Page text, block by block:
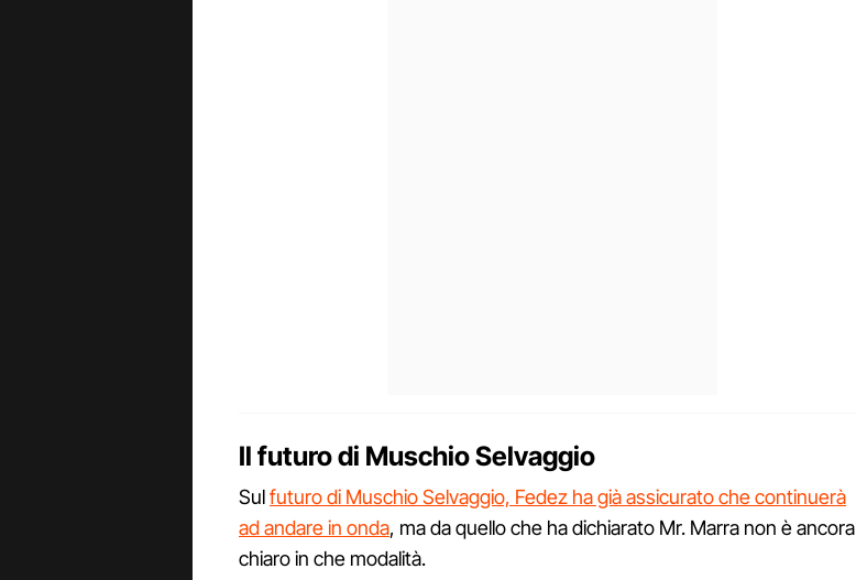
Il futuro di Muschio Selvaggio
Sulfuturo di Muschio Selvaggio, Fedez ha già assicurato che continuerà
ad andare in onda, ma da quello che ha dichiarato Mr. Marra non è ancora
chiaro in che modalità.